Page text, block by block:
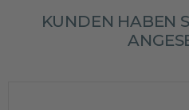
KUNDEN HABEN